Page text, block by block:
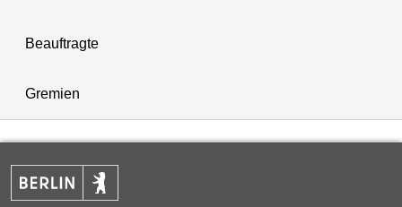
Beauftragte
Gremien